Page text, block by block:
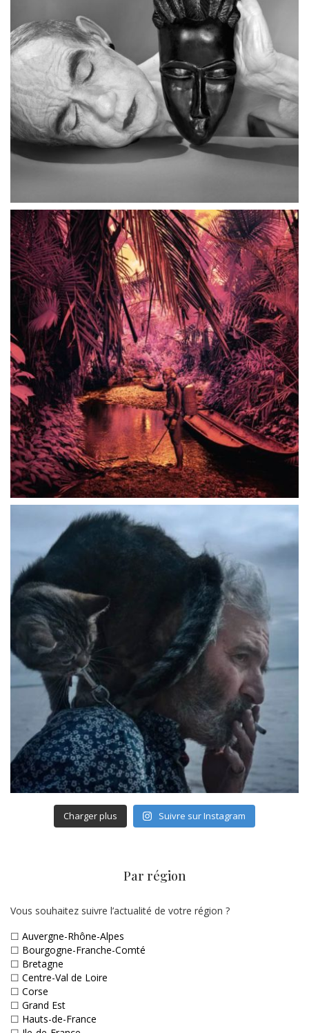
Charger plus Suivre sur Instagram
Par région
Vous souhaitez suivre l’actualité de votre région ?
☐ Auvergne-Rhône-Alpes
☐ Bourgogne-Franche-Comté
☐ Bretagne
☐ Centre-Val de Loire
☐ Corse
☐ Grand Est
☐ Hauts-de-France